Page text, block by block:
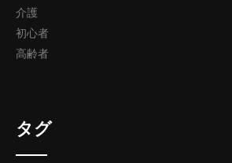
介護
初心者
高齢者
タグ